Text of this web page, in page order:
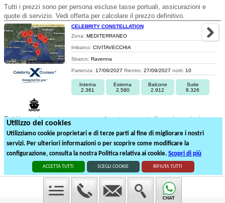
Utilizzo dei cookies
Utilizziamo cookie proprietari e di terze parti al fine di migliorare i nostri
servizi. Per ulteriori informazioni o per scoprire come modificare la
configurazione, consulta la nostra Politica relativa ai cookie. Scopri di più
ACCETTA TUTTI SCEGLI COOKIE RIFIUTA TUTTI
Tutti i prezzi sono per persona escluse tasse portuali, assicurazioni e
quote di servizio. Vedi offerta per calcolare il prezzo definitivo.
CELEBRITY CONSTELLATION
Zona: MEDITERRANEO
Imbarco: CIVITAVECCHIA
Sbarco: Ravenna
Partenza: 17/09/2027 Rientro: 27/09/2027 notti: 10
Interna
2.361
Esterna
2.580
Balcone
2.912
Suite
8.326
Tutti i prezzi sono per persona escluse tasse portuali, assicurazioni e
1 2
23partenze suddivise in2pagine